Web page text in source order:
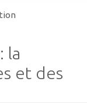
la
et des